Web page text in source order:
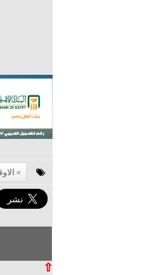
⇧